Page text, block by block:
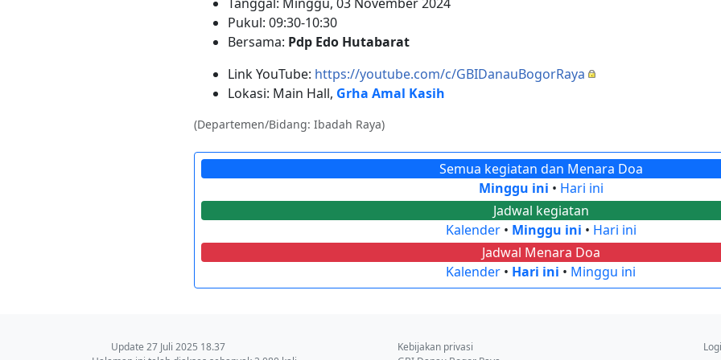
Pukul: 09:30-10:30
Bersama: Pdp Edo Hutabarat
Link YouTube: https://youtube.com/c/GBIDanauBogorRaya
Lokasi: Main Hall, Grha Amal Kasih
(Departemen/Bidang: Ibadah Raya)
Semua kegiatan dan Menara Doa
Minggu ini • Hari ini
Jadwal kegiatan
Kalender• Minggu ini • Hari ini
Jadwal Menara Doa
Kalender • Hari ini • Minggu ini
Update 27 Juli 2025 18.37
Kebijakan privasi